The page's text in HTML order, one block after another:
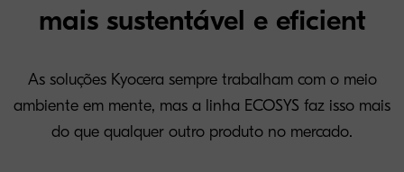
mais sustentável e eficient
As soluções Kyocera sempre trabalham com o meio
ambiente em mente, mas a linha ECOSYS faz isso mais
do que qualquer outro produto no mercado.